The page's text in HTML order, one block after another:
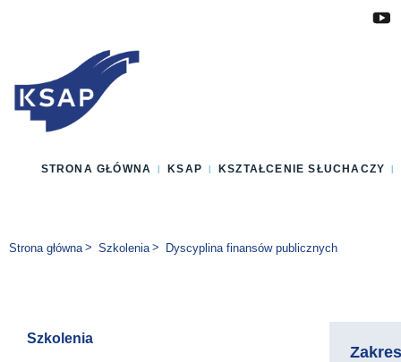
STRONA GŁÓWNA KSAP KSZTAŁCENIE SŁUCHACZY
Jesteś tutaj:
Strona główna Szkolenia Dyscyplina finansów publicznych
Szkolenia
Zakres